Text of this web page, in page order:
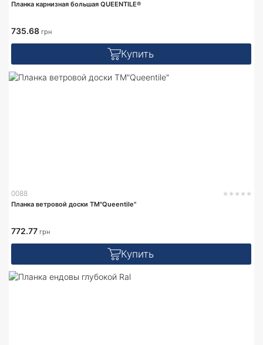
Планка карнизная большая QUEENTILE®
735.68 грн
Купить
0088
Планка ветровой доски TM"Queentile"
772.77 грн
Купить